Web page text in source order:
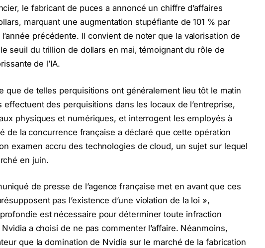
le fabricant de puces a annoncé un chiffre d’affaires
marquant une augmentation stupéfiante de 101 % par
précédente. Il convient de noter que la valorisation de
seuil du trillion de dollars en mai, témoignant du rôle de
de l’IA.
que de telles perquisitions ont généralement lieu tôt le matin
des perquisitions dans les locaux de l’entreprise,
physiques et numériques, et interrogent les employés à
de la concurrence française a déclaré que cette opération
examen accru des technologies de cloud, un sujet sur lequel
en juin.
de presse de l’agence française met en avant que ces
pas l’existence d’une violation de la loi »,
est nécessaire pour déterminer toute infraction
a choisi de ne pas commenter l’affaire. Néanmoins,
que la domination de Nvidia sur le marché de la fabrication